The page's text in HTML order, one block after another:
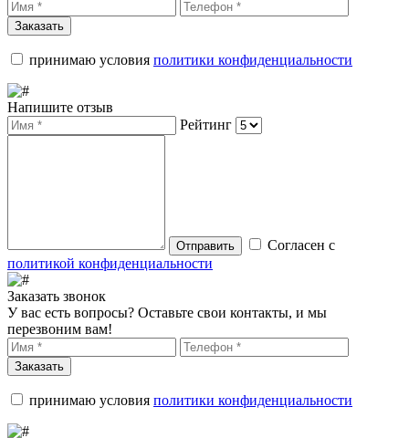
Заказать
принимаю условия политики конфиденциальности
Напишите отзыв
Рейтинг
Отправить
Согласен с
политикой конфиденциальности
Заказать звонок
У вас есть вопросы? Оставьте свои контакты, и мы
перезвоним вам!
Заказать
принимаю условия политики конфиденциальности